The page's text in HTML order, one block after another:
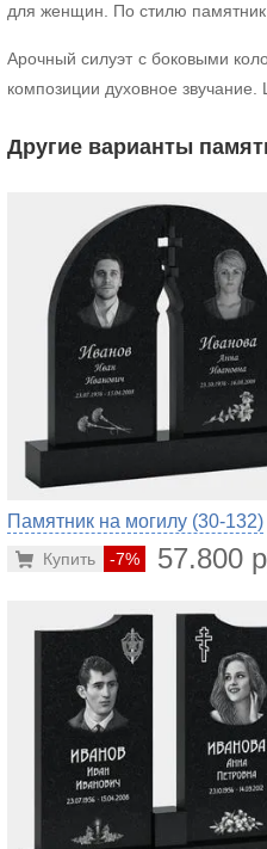
для женщин. По стилю памятник
Арочный силуэт с боковыми
композиции духовное
Другие варианты
Памятник на могилу (30-132)
-7% 57.800
Купить